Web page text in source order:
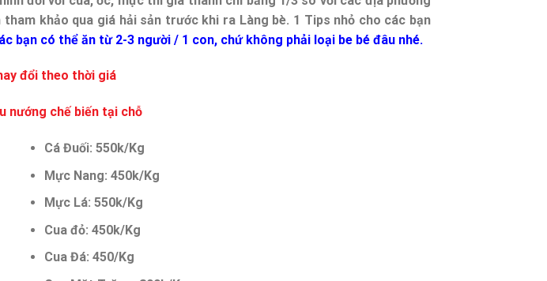
khảo qua giá hải sản trước khi ra Làng bè. 1 Tips nhỏ cho các bạn
bạn có thể ăn từ 2-3 người / 1 con, chứ không phải loại be bé đâu nhé.
đổi theo thời giá
nướng chế biến tại chỗ
Cá Đuối: 550k/Kg
Mực Nang: 450k/Kg
Mực Lá: 550k/Kg
Cua đỏ: 450k/Kg
Cua Đá: 450/Kg